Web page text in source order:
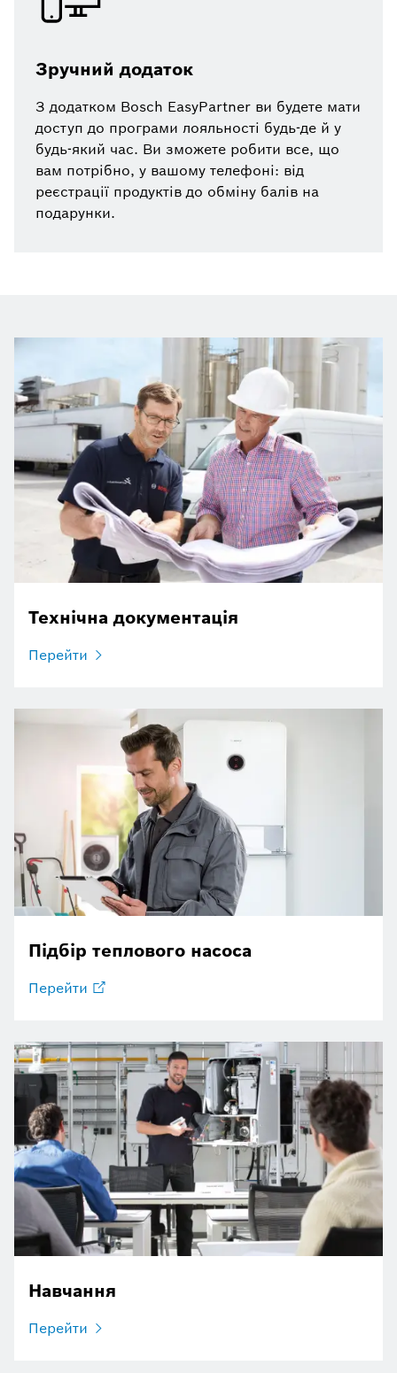
Зручний додаток
З додатком Bosch EasyPartner ви будете мати
доступ до програми лояльності будь-де й у
будь-який час. Ви зможете робити все, що
вам потрібно, у вашому телефоні: від
реєстрації продуктів до обміну балів на
подарунки.
Технічна документація
Перейти
Підбір теплового насоса
Перейти
Навчання
Перейти